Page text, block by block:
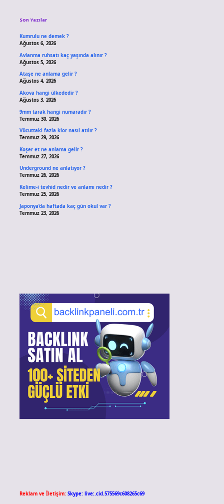
Son Yazılar
Kumrulu ne demek ?
Ağustos 6, 2026
Avlanma ruhsatı kaç yaşında alınır ?
Ağustos 5, 2026
Ataşe ne anlama gelir ?
Ağustos 4, 2026
Akova hangi ülkededir ?
Ağustos 3, 2026
9mm tarak hangi numaradır ?
Temmuz 30, 2026
Vücuttaki fazla klor nasıl atılır ?
Temmuz 29, 2026
Koşer et ne anlama gelir ?
Temmuz 27, 2026
Underground ne anlatıyor ?
Temmuz 26, 2026
Kelime-i tevhid nedir ve anlamı nedir ?
Temmuz 25, 2026
Japonya’da haftada kaç gün okul var ?
Temmuz 23, 2026
Reklam ve İletişim: Skype: live:.cid.575569c608265c69